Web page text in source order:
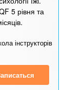
5 рівня та
інструкторів